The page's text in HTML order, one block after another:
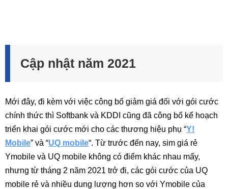
Cập nhật năm 2021
Mới đây, đi kèm với việc công bố giảm giá đối với gói cước
chính thức thì Softbank và KDDI cũng đã công bố kế hoạch
triển khai gói cước mới cho các thương hiệu phụ “Y!
Mobile” và “UQ mobile“. Từ trước đến nay, sim giá rẻ
Ymobile và UQ mobile không có điểm khác nhau mấy,
nhưng từ tháng 2 năm 2021 trở đi, các gói cước của UQ
mobile rẻ và nhiều dung lượng hơn so với Ymobile của